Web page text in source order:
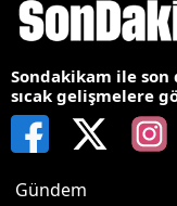
Sondakikam ile
sıcak gelişmelere
Gündem